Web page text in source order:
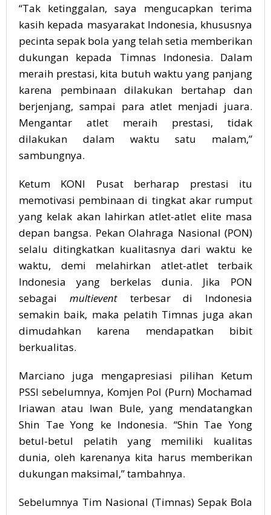
“Tak ketinggalan, saya mengucapkan terima
kasih kepada masyarakat Indonesia, khususnya
pecinta sepak bola yang telah setia memberikan
dukungan kepada Timnas Indonesia. Dalam
meraih prestasi, kita butuh waktu yang panjang
karena pembinaan dilakukan bertahap dan
berjenjang, sampai para atlet menjadi juara.
Mengantar atlet meraih prestasi, tidak
dilakukan dalam waktu satu malam,”
sambungnya.
Ketum KONI Pusat berharap prestasi itu
memotivasi pembinaan di tingkat akar rumput
yang kelak akan lahirkan atlet-atlet elite masa
depan bangsa. Pekan Olahraga Nasional (PON)
selalu ditingkatkan kualitasnya dari waktu ke
waktu, demi melahirkan atlet-atlet terbaik
Indonesia yang berkelas dunia. Jika PON
sebagai multieventterbesar di Indonesia
semakin baik, maka pelatih Timnas juga akan
dimudahkan karena mendapatkan bibit
berkualitas.
Marciano juga mengapresiasi pilihan Ketum
PSSI sebelumnya, Komjen Pol (Purn) Mochamad
Iriawan atau Iwan Bule, yang mendatangkan
Shin Tae Yong ke Indonesia. “Shin Tae Yong
betul-betul pelatih yang memiliki kualitas
dunia, oleh karenanya kita harus memberikan
dukungan maksimal,” tambahnya.
Sebelumnya Tim Nasional (Timnas) Sepak Bola